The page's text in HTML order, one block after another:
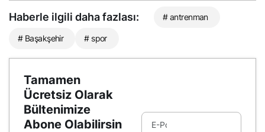
Haberle ilgili daha fazlası: # antrenman
# Başakşehir # spor
Tamamen
Ücretsiz Olarak
Bültenimize
Abone Olabilirsin